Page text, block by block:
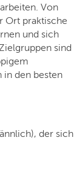
Von
Ort praktische
und sich
sind
in den besten
der sich